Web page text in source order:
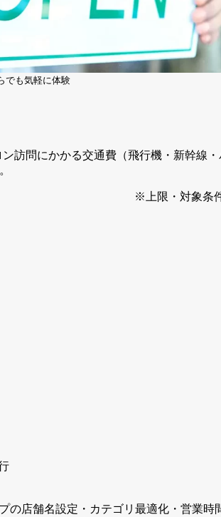
でも気軽に体験
訪問にかかる交通費（飛行機・新幹線・
※上限・対象条
の店舗名設定・カテゴリ最適化・営業時